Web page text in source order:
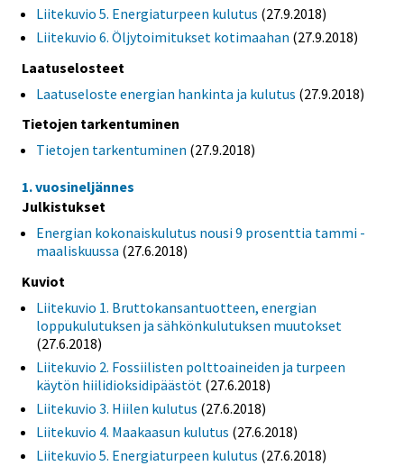
Liitekuvio 5. Energiaturpeen kulutus (27.9.2018)
Liitekuvio 6. Öljytoimitukset kotimaahan (27.9.2018)
Laatuselosteet
Laatuseloste energian hankinta ja kulutus (27.9.2018)
Tietojen tarkentuminen
Tietojen tarkentuminen (27.9.2018)
1. vuosineljännes
Julkistukset
Energian kokonaiskulutus nousi 9 prosenttia tammi -
maaliskuussa (27.6.2018)
Kuviot
Liitekuvio 1. Bruttokansantuotteen, energian
loppukulutuksen ja sähkönkulutuksen muutokset
(27.6.2018)
Liitekuvio 2. Fossiilisten polttoaineiden ja turpeen
käytön hiilidioksidipäästöt (27.6.2018)
Liitekuvio 3. Hiilen kulutus (27.6.2018)
Liitekuvio 4. Maakaasun kulutus (27.6.2018)
Liitekuvio 5. Energiaturpeen kulutus (27.6.2018)